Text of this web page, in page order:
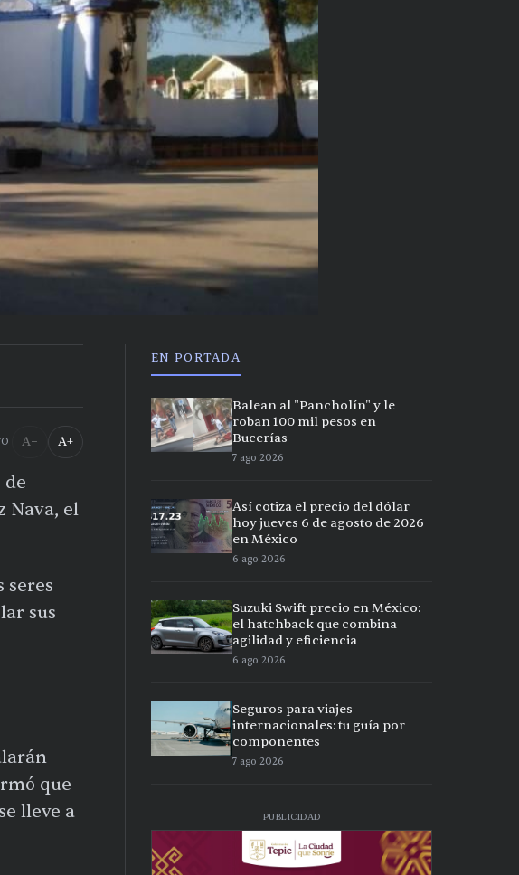
A− A+
de
Nava, el
seres
sus
que
lleve a
EN PORTADA
Balean al "Pancholín" y le
roban 100 mil pesos en
Bucerías
7 ago 2026
Así cotiza el precio del dólar
hoy jueves 6 de agosto de 2026
en México
6 ago 2026
Suzuki Swift precio en México:
el hatchback que combina
agilidad y eficiencia
6 ago 2026
Seguros para viajes
internacionales: tu guía por
componentes
7 ago 2026
PUBLICIDAD